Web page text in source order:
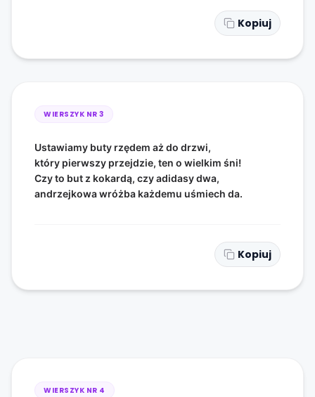
Kopiuj
WIERSZYK NR 3
Ustawiamy buty rzędem aż do drzwi,
który pierwszy przejdzie, ten o wielkim śni!
Czy to but z kokardą, czy adidasy dwa,
andrzejkowa wróżba każdemu uśmiech da.
Kopiuj
WIERSZYK NR 4